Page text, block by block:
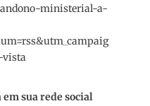
ministerial-a-
vista
sua rede social